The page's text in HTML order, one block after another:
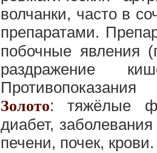
волчанки, часто в
препаратами.
побочные явления
раздражение
Золото: тяжёлые
диабет,
печени, почек, крови.